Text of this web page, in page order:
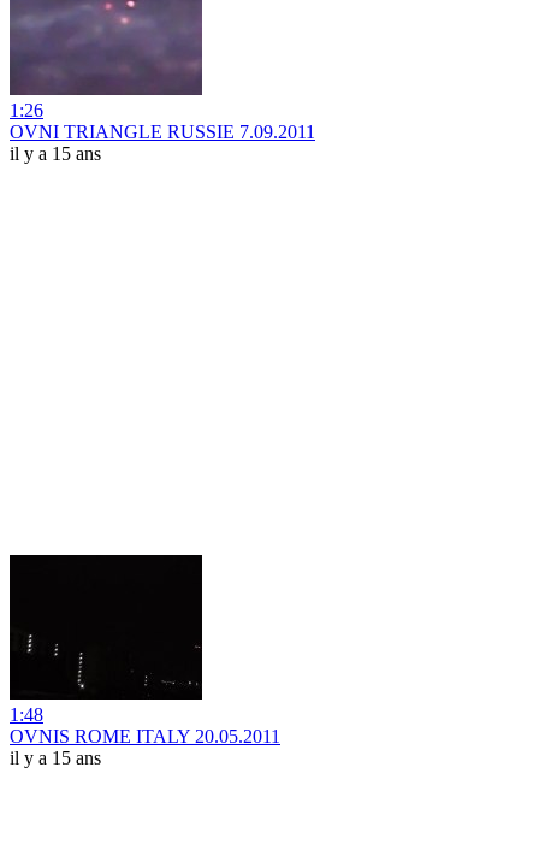
1:26
OVNI TRIANGLE RUSSIE 7.09.2011
il y a 15 ans
1:48
OVNIS ROME ITALY 20.05.2011
il y a 15 ans